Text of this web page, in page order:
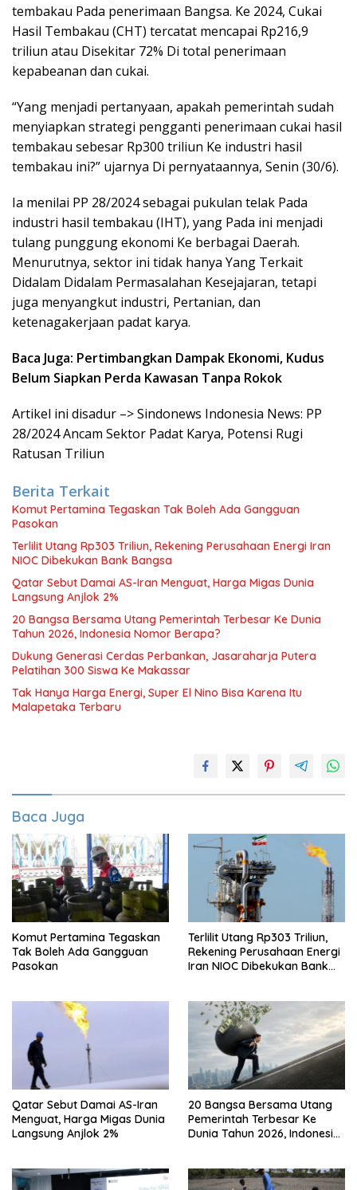
tembakau Pada penerimaan Bangsa. Ke 2024, Cukai
Hasil Tembakau (CHT) tercatat mencapai Rp216,9
triliun atau Disekitar 72% Di total penerimaan
kepabeanan dan cukai.
“Yang menjadi pertanyaan, apakah pemerintah sudah
menyiapkan strategi pengganti penerimaan cukai hasil
tembakau sebesar Rp300 triliun Ke industri hasil
tembakau ini?” ujarnya Di pernyataannya, Senin (30/6).
Ia menilai PP 28/2024 sebagai pukulan telak Pada
industri hasil tembakau (IHT), yang Pada ini menjadi
tulang punggung ekonomi Ke berbagai Daerah.
Menurutnya, sektor ini tidak hanya Yang Terkait
Didalam Didalam Permasalahan Kesejajaran, tetapi
juga menyangkut industri, Pertanian, dan
ketenagakerjaan padat karya.
Baca Juga: Pertimbangkan Dampak Ekonomi, Kudus
Belum Siapkan Perda Kawasan Tanpa Rokok
Artikel ini disadur –> Sindonews Indonesia News: PP
28/2024 Ancam Sektor Padat Karya, Potensi Rugi
Ratusan Triliun
Berita Terkait
Komut Pertamina Tegaskan Tak Boleh Ada Gangguan
Pasokan
Terlilit Utang Rp303 Triliun, Rekening Perusahaan Energi Iran
NIOC Dibekukan Bank Bangsa
Qatar Sebut Damai AS-Iran Menguat, Harga Migas Dunia
Langsung Anjlok 2%
20 Bangsa Bersama Utang Pemerintah Terbesar Ke Dunia
Tahun 2026, Indonesia Nomor Berapa?
Dukung Generasi Cerdas Perbankan, Jasaraharja Putera
Pelatihan 300 Siswa Ke Makassar
Tak Hanya Harga Energi, Super El Nino Bisa Karena Itu
Malapetaka Terbaru
Baca Juga
Komut Pertamina Tegaskan
Tak Boleh Ada Gangguan
Pasokan
Terlilit Utang Rp303 Triliun,
Rekening Perusahaan Energi
Iran NIOC Dibekukan Bank
Qatar Sebut Damai AS-Iran
Menguat, Harga Migas Dunia
Langsung Anjlok 2%
20 Bangsa Bersama Utang
Pemerintah Terbesar Ke
Dunia Tahun 2026, Indonesia